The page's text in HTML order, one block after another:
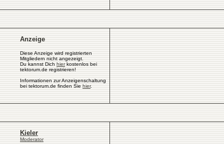
Anzeige
Diese Anzeige wird registrierten
Mitgliedern nicht angezeigt.
Du kannst Dich hierkostenlos bei
tektorum.de registrieren!
Informationen zur Anzeigenschaltung
bei tektorum.de finden Sie hier.
Kieler
Moderator